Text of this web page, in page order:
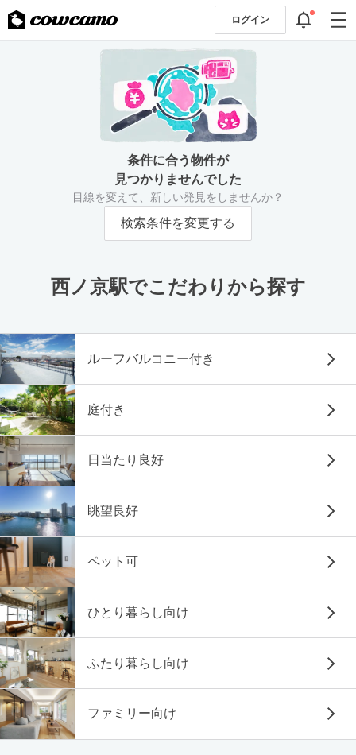
ログイン
条件に合う物件が
見つかりませんでした
目線を変えて、新しい発見をしませんか？
検索条件を変更する
西ノ京駅でこだわりから探す
ルーフバルコニー付き
庭付き
日当たり良好
眺望良好
ペット可
ひとり暮らし向け
ふたり暮らし向け
ファミリー向け